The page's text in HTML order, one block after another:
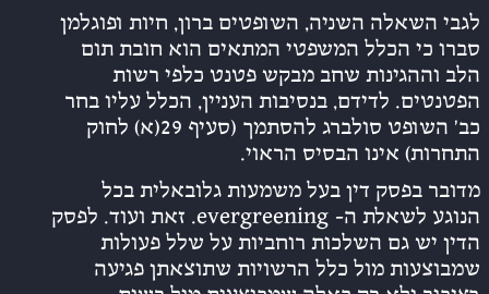
לגבי השאלה השניה, השופטים ברון, חיות ופוגלמן
סברו כי הכלל המשפטי המתאים הוא חובת תום
הלב וההגינות שחב מבקש פטנט כלפי רשות
הפטנטים. לדידם, בנסיבות העניין, הכלל עליו בחר
כב’ השופט סולברג להסתמך (סעיף 29(א) לחוק
התחרות) אינו הבסיס הראוי.
מדובר בפסק דין בעל משמעות גלובאלית בכל
הנוגע לשאלת ה- evergreening. זאת ועוד. לפסק
הדין יש גם השלכות רוחביות על שלל פעולות
שמבוצעות מול כלל הרשויות שתוצאתן פגיעה